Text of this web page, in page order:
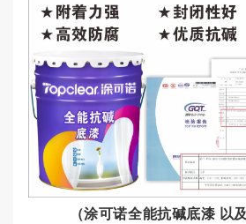
（涂可诺全能抗碱底漆 以